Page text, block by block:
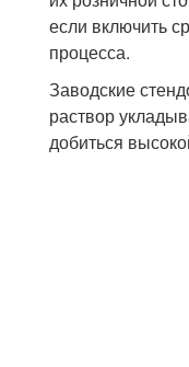
если включить
процесса.
Заводские
раствор
добиться